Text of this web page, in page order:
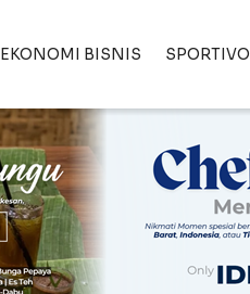
EKONOMI BISNIS SPORTIVO